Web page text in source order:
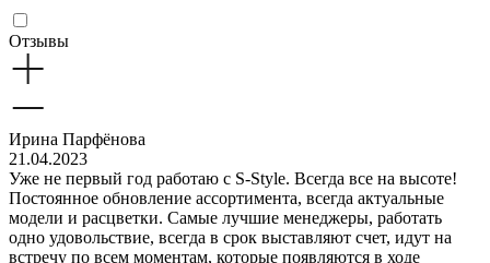
Отзывы
Ирина Парфёнова
21.04.2023
Уже не первый год работаю с S-Style. Всегда все на высоте!
Постоянное обновление ассортимента, всегда актуальные
модели и расцветки. Самые лучшие менеджеры, работать
одно удовольствие, всегда в срок выставляют счет, идут на
встречу по всем моментам, которые появляются в ходе